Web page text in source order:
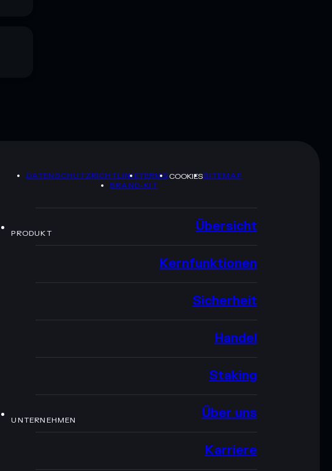
DATENSCHUTZRICHTLINIETERMSCOOKIESSITEMAP
BRAND-KIT
PRODUKT Übersicht
Kernfunktionen
Sicherheit
Handel
Staking
UNTERNEHMEN Über uns
Karriere